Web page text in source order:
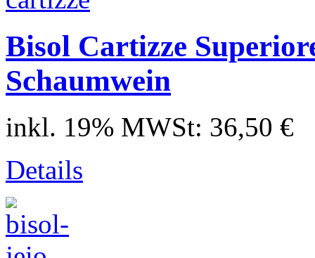
Bisol Cartizze
Schaumwein
inkl. 19% MWSt: 36,50 €
Details